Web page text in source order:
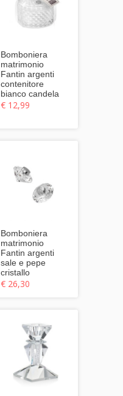
Bomboniera
matrimonio
Fantin argenti
contenitore
bianco candela
€ 12,99
Bomboniera
matrimonio
Fantin argenti
sale e pepe
cristallo
€ 26,30